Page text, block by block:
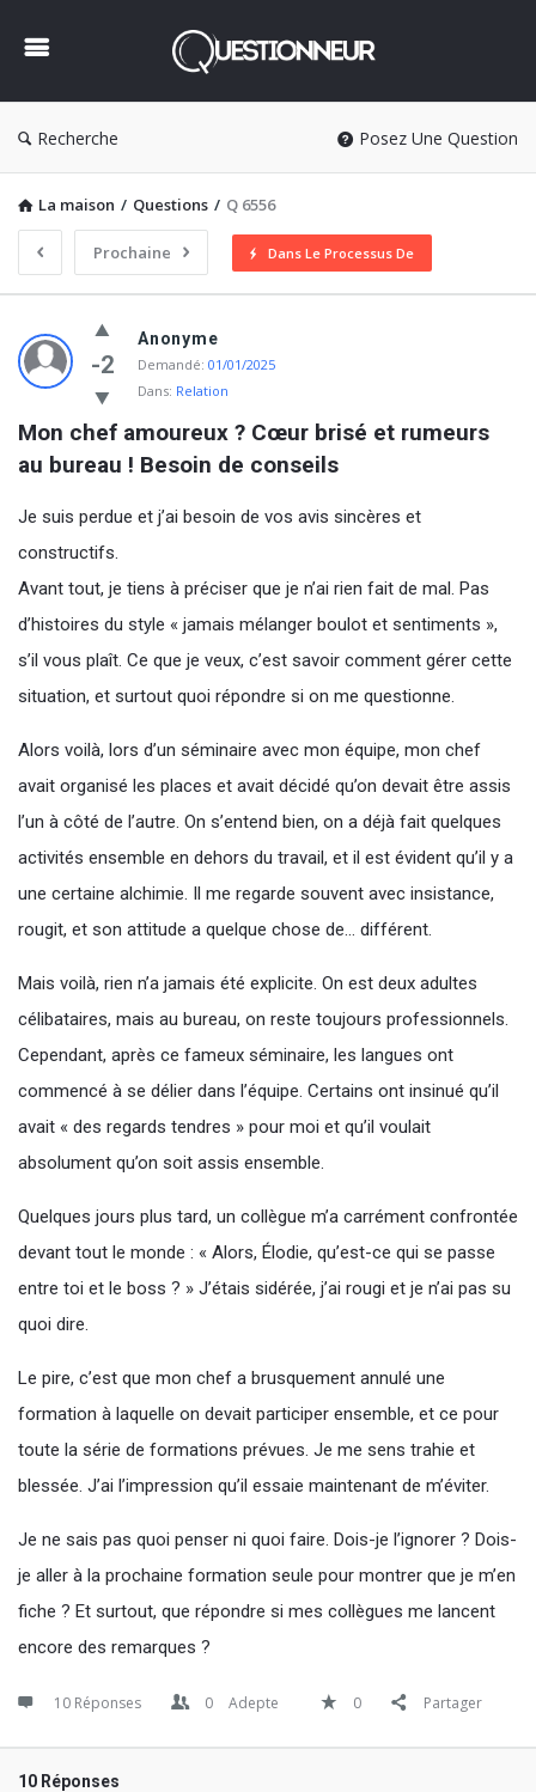
Recherche Posez Une Question
La maison / Questions / Q 6556
Prochaine Dans Le Processus De
Questionneur
Dernière
Questions
-2
Anonyme
Demandé: 01/01/2025
Dans: Relation
Mon chef amoureux ? Cœur brisé et rumeurs
au bureau ! Besoin de conseils
Je suis perdue et j’ai besoin de vos avis sincères et
constructifs.
Avant tout, je tiens à préciser que je n’ai rien fait de mal. Pas
d’histoires du style « jamais mélanger boulot et sentiments »,
s’il vous plaît. Ce que je veux, c’est savoir comment gérer cette
situation, et surtout quoi répondre si on me questionne.
Alors voilà, lors d’un séminaire avec mon équipe, mon chef
avait organisé les places et avait décidé qu’on devait être assis
l’un à côté de l’autre. On s’entend bien, on a déjà fait quelques
activités ensemble en dehors du travail, et il est évident qu’il y a
une certaine alchimie. Il me regarde souvent avec insistance,
rougit, et son attitude a quelque chose de… différent.
Mais voilà, rien n’a jamais été explicite. On est deux adultes
célibataires, mais au bureau, on reste toujours professionnels.
Cependant, après ce fameux séminaire, les langues ont
commencé à se délier dans l’équipe. Certains ont insinué qu’il
avait « des regards tendres » pour moi et qu’il voulait
absolument qu’on soit assis ensemble.
Quelques jours plus tard, un collègue m’a carrément confrontée
devant tout le monde : « Alors, Élodie, qu’est-ce qui se passe
entre toi et le boss ? » J’étais sidérée, j’ai rougi et je n’ai pas su
quoi dire.
Le pire, c’est que mon chef a brusquement annulé une
formation à laquelle on devait participer ensemble, et ce pour
toute la série de formations prévues. Je me sens trahie et
blessée. J’ai l’impression qu’il essaie maintenant de m’éviter.
Je ne sais pas quoi penser ni quoi faire. Dois-je l’ignorer ? Dois-
je aller à la prochaine formation seule pour montrer que je m’en
fiche ? Et surtout, que répondre si mes collègues me lancent
encore des remarques ?
10 Réponses 0 Adepte 0 Partager
10 Réponses